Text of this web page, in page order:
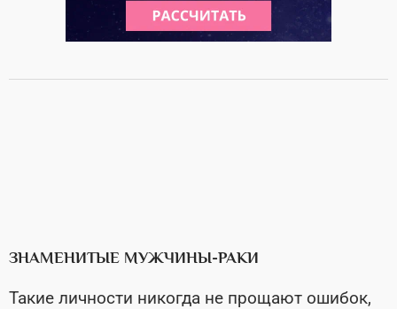
ЗНАМЕНИТЫЕ МУЖЧИНЫ-РАКИ
Такие личности никогда не прощают ошибок,